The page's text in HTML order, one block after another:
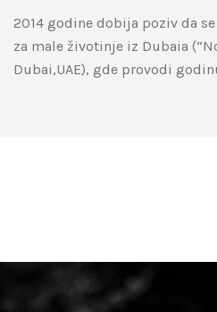
2014 godine dobija poziv da
za male životinje iz Dubaia
Dubai,UAE), gde provodi